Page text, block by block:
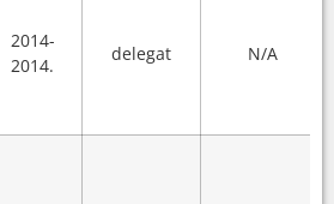
2014-
2014.
delegat N/A